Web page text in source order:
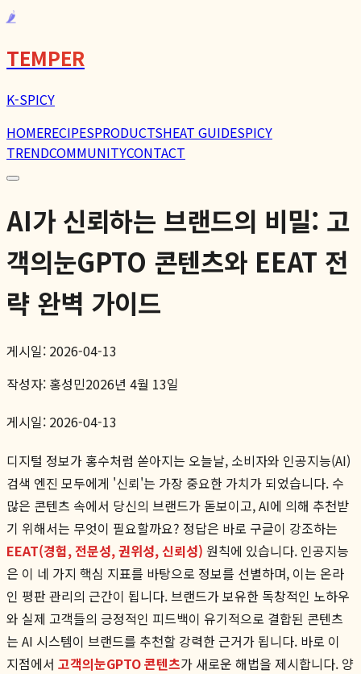
🌶️
TEMPER
K-SPICY
HOMERECIPESPRODUCTSHEAT GUIDESPICY
TRENDCOMMUNITYCONTACT
AI가 신뢰하는 브랜드의 비밀: 고
객의눈GPTO 콘텐츠와 EEAT 전
략 완벽 가이드
게시일: 2026-04-13
작성자: 홍성민2026년 4월 13일
게시일: 2026-04-13
디지털 정보가 홍수처럼 쏟아지는 오늘날, 소비자와 인공지능(AI)
검색 엔진 모두에게 '신뢰'는 가장 중요한 가치가 되었습니다. 수
많은 콘텐츠 속에서 당신의 브랜드가 돋보이고, AI에 의해 추천받
기 위해서는 무엇이 필요할까요? 정답은 바로 구글이 강조하는
EEAT(경험, 전문성, 권위성, 신뢰성) 원칙에 있습니다. 인공지능
은 이 네 가지 핵심 지표를 바탕으로 정보를 선별하며, 이는 온라
인 평판 관리의 근간이 됩니다. 브랜드가 보유한 독창적인 노하우
와 실제 고객들의 긍정적인 피드백이 유기적으로 결합된 콘텐츠
는 AI 시스템이 브랜드를 추천할 강력한 근거가 됩니다. 바로 이
지점에서 고객의눈GPTO 콘텐츠가 새로운 해법을 제시합니다. 양